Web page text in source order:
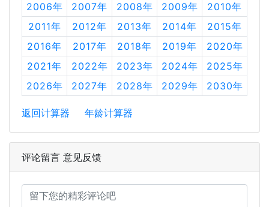
2006年
2007年 2008年 2009年
2010年
2011年
2012年 2013年 2014年
2015年
2016年
2017年 2018年 2019年
2020年
2021年
2022年 2023年 2024年
2025年
2026年
2027年 2028年 2029年 2030年
返回计算器 年龄计算器
评论留言 意见反馈